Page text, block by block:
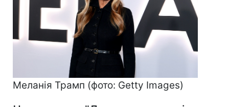
Меланія Трамп (фото: Getty Images)​​​​​​​